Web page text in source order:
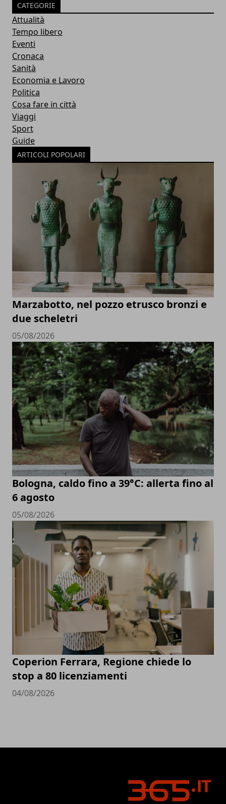
CATEGORIE
Attualità
Tempo libero
Eventi
Cronaca
Sanità
Economia e Lavoro
Politica
Cosa fare in città
Viaggi
Sport
Guide
ARTICOLI POPOLARI
Marzabotto, nel pozzo etrusco bronzi e
due scheletri
05/08/2026
Bologna, caldo fino a 39°C: allerta fino al
6 agosto
05/08/2026
Coperion Ferrara, Regione chiede lo
stop a 80 licenziamenti
04/08/2026